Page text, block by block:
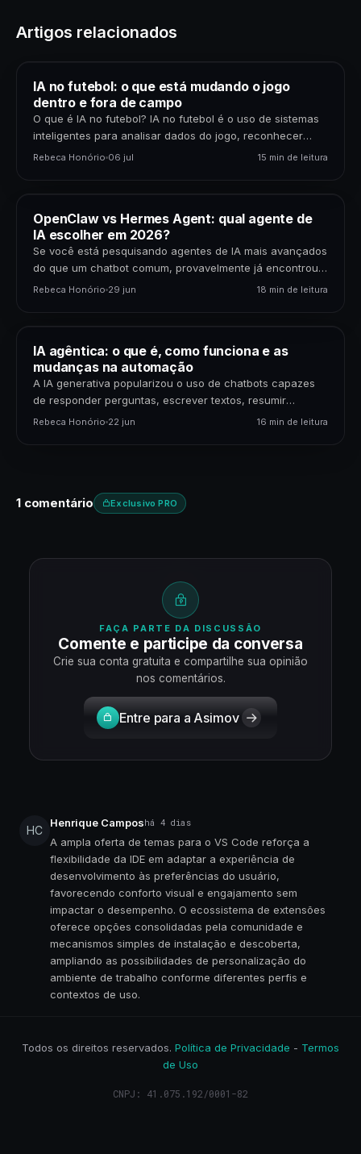
Artigos relacionados
IA no futebol: o que está mudando o jogo
dentro e fora de campo
O que é IA no futebol? IA no futebol é o uso de sistemas
inteligentes para analisar dados do jogo, reconhecer
padrões, gerar previsões,…
Rebeca Honório 06 jul 15 min de leitura
OpenClaw vs Hermes Agent: qual agente de
IA escolher em 2026?
Se você está pesquisando agentes de IA mais avançados
do que um chatbot comum, provavelmente já encontrou
dois nomes: OpenClaw e Hermes Agent. Os…
Rebeca Honório 29 jun 18 min de leitura
IA agêntica: o que é, como funciona e as
mudanças na automação
A IA generativa popularizou o uso de chatbots capazes
de responder perguntas, escrever textos, resumir
documentos e gerar código. Mas uma nova etapa da…
Rebeca Honório 22 jun 16 min de leitura
1 comentário Exclusivo PRO
FAÇA PARTE DA DISCUSSÃO
Comente e participe da conversa
Crie sua conta gratuita e compartilhe sua opinião
nos comentários.
Entre para a Asimov
HC
Henrique Camposhá 4 dias
A ampla oferta de temas para o VS Code reforça a
flexibilidade da IDE em adaptar a experiência de
desenvolvimento às preferências do usuário,
favorecendo conforto visual e engajamento sem
impactar o desempenho. O ecossistema de extensões
oferece opções consolidadas pela comunidade e
mecanismos simples de instalação e descoberta,
ampliando as possibilidades de personalização do
ambiente de trabalho conforme diferentes perfis e
contextos de uso.
Todos os direitos reservados. Política de Privacidade - Termos
de Uso
CNPJ: 41.075.192/0001-82